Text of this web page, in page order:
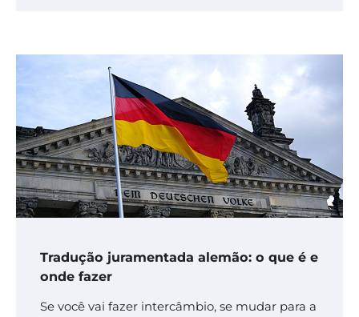
Tradução juramentada alemão: o que é e
onde fazer
Se você vai fazer intercâmbio, se mudar para a